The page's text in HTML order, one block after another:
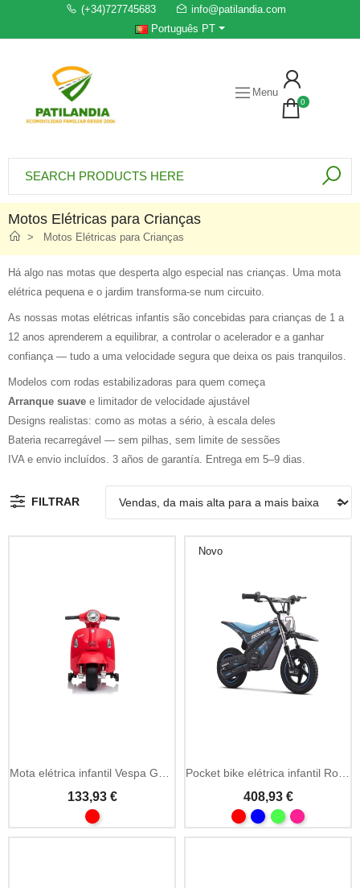
(+34)727745683
info@patilandia.com
Português PT
Menu
0
Motos Elétricas para Crianças
Motos Elétricas para Crianças
Há algo nas motas que desperta algo especial nas crianças. Uma mota
elétrica pequena e o jardim transforma-se num circuito.
As nossas motas elétricas infantis são concebidas para crianças de 1 a
12 anos aprenderem a equilibrar, a controlar o acelerador e a ganhar
confiança — tudo a uma velocidade segura que deixa os pais tranquilos.
Modelos com rodas estabilizadoras para quem começa
Arranque suave e limitador de velocidade ajustável
Designs realistas: como as motas a sério, à escala deles
Bateria recarregável — sem pilhas, sem limite de sessões
IVA e envio incluídos. 3 años de garantía. Entrega em 5–9 dias.
FILTRAR
133,93 €
Novo
408,93 €